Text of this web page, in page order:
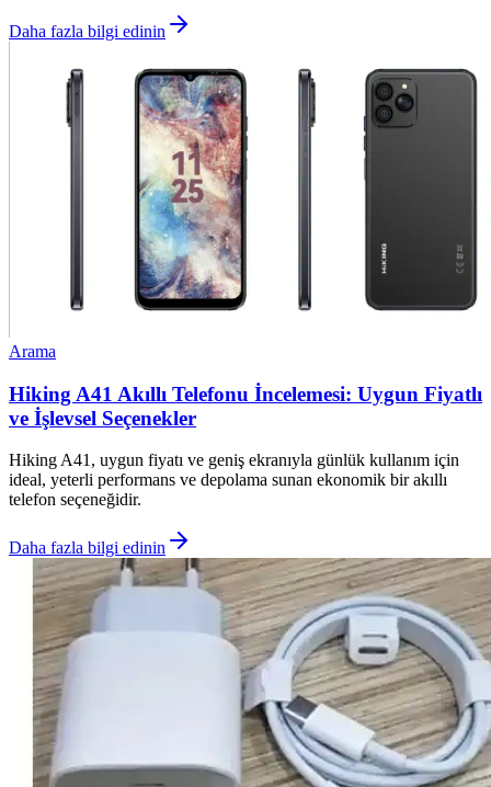
Daha fazla bilgi edinin
Arama
Hiking A41 Akıllı Telefonu İncelemesi: Uygun Fiyatlı
ve İşlevsel Seçenekler
Hiking A41, uygun fiyatı ve geniş ekranıyla günlük kullanım için
ideal, yeterli performans ve depolama sunan ekonomik bir akıllı
telefon seçeneğidir.
Daha fazla bilgi edinin